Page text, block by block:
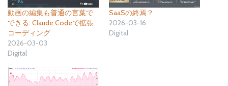
動画の編集も普通の言葉で
できる: Claude Codeで拡張
コーディング
2026-03-03
Digital
SaaSの終焉？
2026-03-16
Digital